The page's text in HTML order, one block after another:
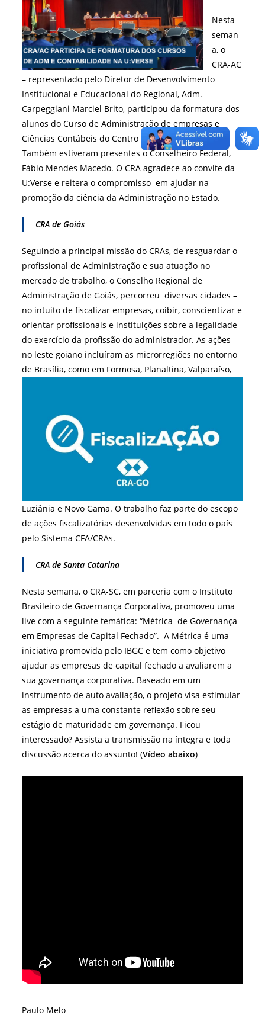
Nesta
seman
a, o
CRA-AC
– representado pelo Diretor de Desenvolvimento
Institucional e Educacional do Regional, Adm.
Carpeggiani Marciel Brito, participou da formatura dos
alunos do Curso de Administração de empresas e
Ciências Contábeis do Centro Universitário do Acre.
Também estiveram presentes o Conselheiro Federal,
Fábio Mendes Macedo. O CRA agradece ao convite da
U:Verse e reitera o compromisso em ajudar na
promoção da ciência da Administração no Estado.
CRA de Goiás
Seguindo a principal missão do CRAs, de resguardar o
profissional de Administração e sua atuação no
mercado de trabalho, o Conselho Regional de
Administração de Goiás, percorreu diversas cidades –
no intuito de fiscalizar empresas, coibir, conscientizar e
orientar profissionais e instituições sobre a legalidade
do exercício da profissão do administrador. As ações
no leste goiano incluíram as microrregiões no entorno
de Brasília, como em Formosa, Planaltina, Valparaíso,
Luziânia e Novo Gama. O trabalho faz parte do escopo
de ações fiscalizatórias desenvolvidas em todo o país
pelo Sistema CFA/CRAs.
CRA de Santa Catarina
Nesta semana, o CRA-SC, em parceria com o Instituto
Brasileiro de Governança Corporativa, promoveu uma
live com a seguinte temática: “Métrica de Governança
em Empresas de Capital Fechado”. A Métrica é uma
iniciativa promovida pelo IBGC e tem como objetivo
ajudar as empresas de capital fechado a avaliarem a
sua governança corporativa. Baseado em um
instrumento de auto avaliação, o projeto visa estimular
as empresas a uma constante reflexão sobre seu
estágio de maturidade em governança. Ficou
interessado? Assista a transmissão na íntegra e toda
discussão acerca do assunto! (Vídeo abaixo)
Paulo Melo